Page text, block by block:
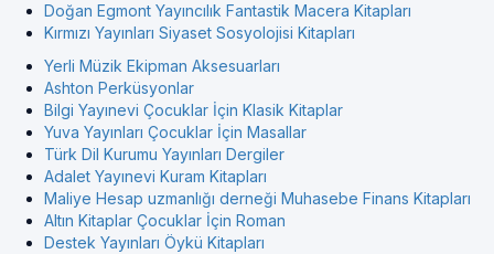
Doğan Egmont Yayıncılık Fantastik Macera Kitapları
Kırmızı Yayınları Siyaset Sosyolojisi Kitapları
Yerli Müzik Ekipman Aksesuarları
Ashton Perküsyonlar
Bilgi Yayınevi Çocuklar İçin Klasik Kitaplar
Yuva Yayınları Çocuklar İçin Masallar
Türk Dil Kurumu Yayınları Dergiler
Adalet Yayınevi Kuram Kitapları
Maliye Hesap uzmanlığı derneği Muhasebe Finans Kitapları
Altın Kitaplar Çocuklar İçin Roman
Destek Yayınları Öykü Kitapları